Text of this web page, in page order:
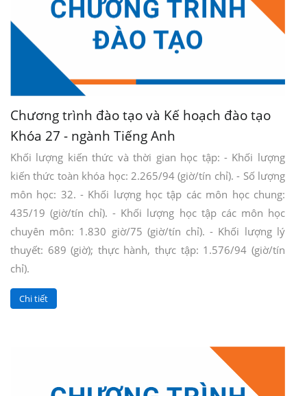
Chương trình đào tạo và Kế hoạch đào tạo
Khóa 27 - ngành Tiếng Anh
Khối lượng kiến thức và thời gian học tập: - Khối lượng
kiến thức toàn khóa học: 2.265/94 (giờ/tín chỉ). - Số lượng
môn học: 32. - Khối lượng học tập các môn học chung:
435/19 (giờ/tín chỉ). - Khối lượng học tập các môn học
chuyên môn: 1.830 giờ/75 (giờ/tín chỉ). - Khối lượng lý
thuyết: 689 (giờ); thực hành, thực tập: 1.576/94 (giờ/tín
chỉ).
Chi tiết